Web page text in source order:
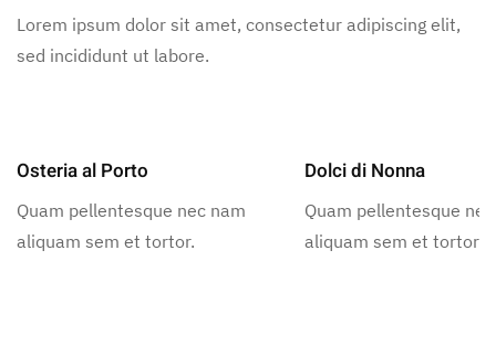
Lorem ipsum dolor sit amet, consectetur adipiscing elit,
sed incididunt ut labore.
Osteria al Porto
Quam pellentesque nec nam
aliquam sem et tortor.
Dolci di Nonna
Quam pellentesque
aliquam sem et tortor.